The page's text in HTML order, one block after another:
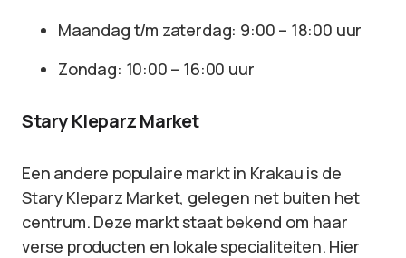
Maandag t/m zaterdag: 9:00 – 18:00 uur
Zondag: 10:00 – 16:00 uur
Stary Kleparz Market
Een andere populaire markt in Krakau is de
Stary Kleparz Market, gelegen net buiten het
centrum. Deze markt staat bekend om haar
verse producten en lokale specialiteiten. Hier